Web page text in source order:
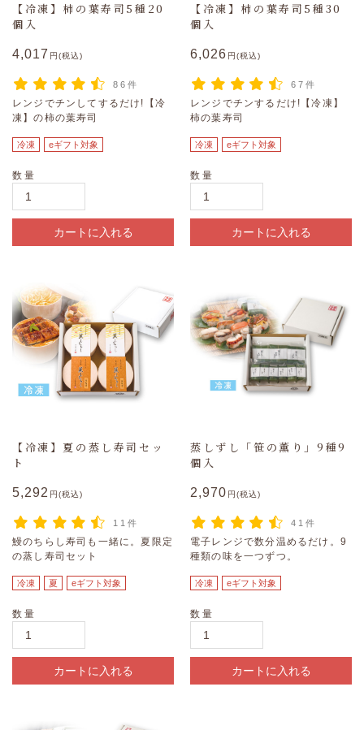
【冷凍】柿の葉寿司5種20
個入
4,017 円(税込)
86件
レンジでチンしてするだけ!【冷
凍】の柿の葉寿司
冷凍 eギフト対象
数量
カートに入れる
【冷凍】柿の葉寿司5種30
個入
6,026 円(税込)
67件
レンジでチンするだけ!【冷凍】
柿の葉寿司
冷凍 eギフト対象
数量
カートに入れる
【冷凍】夏の蒸し寿司セッ
ト
5,292 円(税込)
11件
鰻のちらし寿司も一緒に。夏限定
の蒸し寿司セット
冷凍 夏 eギフト対象
数量
カートに入れる
蒸しずし「笹の薫り」9種9
個入
2,970 円(税込)
41件
電子レンジで数分温めるだけ。9
種類の味を一つずつ。
冷凍 eギフト対象
数量
カートに入れる